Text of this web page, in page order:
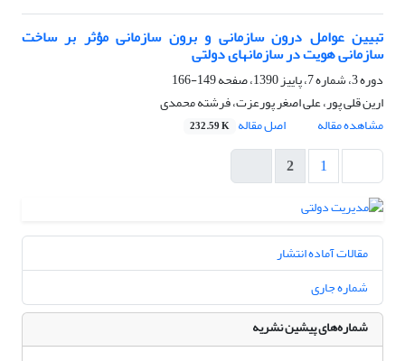
تبیین عوامل درون سازمانی و برون سازمانی مؤثر بر ساخت
سازمانی هویت در سازمان‎های دولتی
دوره 3، شماره 7، پاییز 1390، صفحه
149-166
ارین قلی پور، علی اصغر پورعزت، فرشته محمدی
مشاهده مقاله
اصل مقاله 232.59 K
1
2
مقالات آماده انتشار
شماره جاری
شماره‌های پیشین نشریه